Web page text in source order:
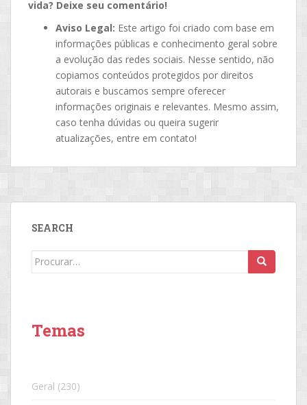
vida? Deixe seu comentário!
Aviso Legal: Este artigo foi criado com base em
informações públicas e conhecimento geral sobre
a evolução das redes sociais. Nesse sentido, não
copiamos conteúdos protegidos por direitos
autorais e buscamos sempre oferecer
informações originais e relevantes. Mesmo assim,
caso tenha dúvidas ou queira sugerir
atualizações, entre em contato!
SEARCH
Search
Temas
Geral (230)